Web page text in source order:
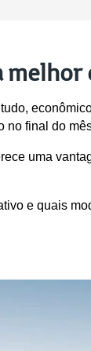
melhor
no final do
uma
e quais